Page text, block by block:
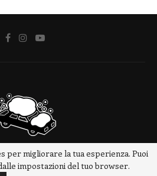
- www.meteotrip.it
per migliorare la tua esperienza. Puoi
impostazioni del tuo browser.